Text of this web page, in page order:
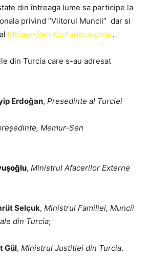
din întreaga lume sa participe la
privind “Viitorul Muncii” dar si
Memur-Sen Konfederasyonu.
din Turcia care s-au adresat
Erdoğan, Presedinte al Turciei
Memur-Sen
, Ministrul Afacerilor Externe
Selçuk, Ministrul Familiei, Muncii
din Turcia;
Gül, Ministrul Justitiei din Turcia.